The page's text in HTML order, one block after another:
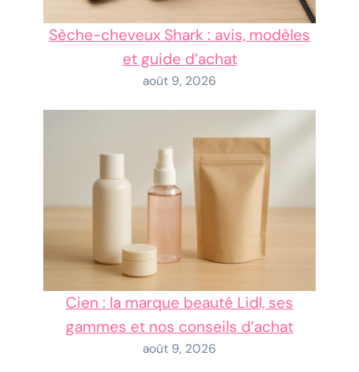
Sèche-cheveux Shark : avis, modèles
et guide d’achat
août 9, 2026
Cien : la marque beauté Lidl, ses
gammes et nos conseils d’achat
août 9, 2026